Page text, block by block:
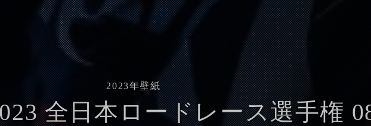
2023年壁紙
全日本ロードレース選手権